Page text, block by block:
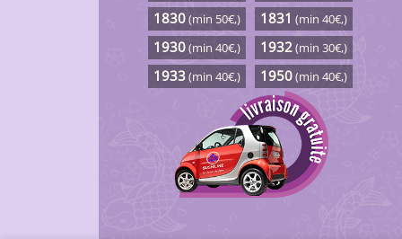
1830(min 50€,) 1831 (min 40€,)
1930(min 40€,) 1932(min 30€,)
1933(min 40€,) 1950(min 40€,)